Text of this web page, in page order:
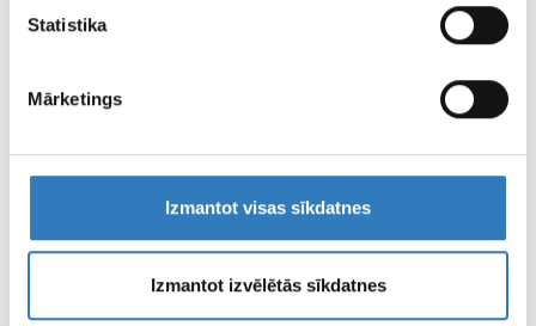
Statistika
Mārketings
Izmantot visas sīkdatnes
Izmantot izvēlētās sīkdatnes
ПОЛЬЗОВАНИЯ
РЕКВИЗИТИ И
МЕДИА
МАТЕРИАЛЫ